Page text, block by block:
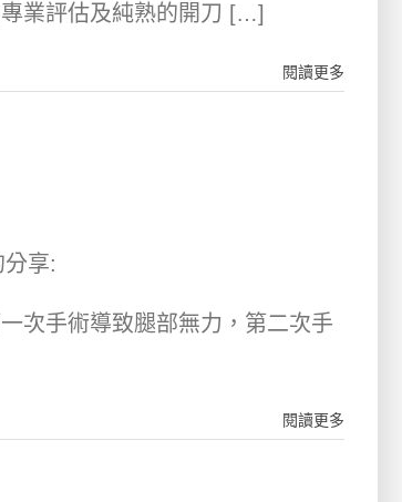
業評估及純熟的開刀 […]
閱讀更多
享:
次手術導致腿部無力，第二次手
閱讀更多